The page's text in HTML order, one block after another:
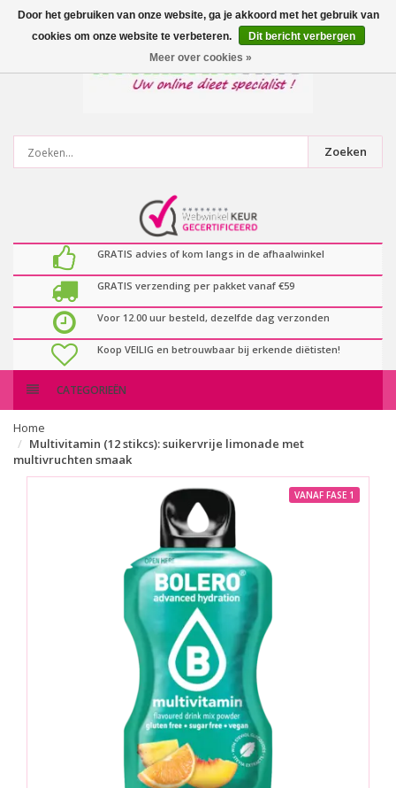
0artikelen
Zoeken
GRATIS advies of kom langs in de afhaalwinkel
GRATIS verzending per pakket vanaf €59
Voor 12.00 uur besteld, dezelfde dag verzonden
Koop VEILIG en betrouwbaar bij erkende diëtisten!
CATEGORIEËN
Home
Multivitamin (12 stikcs): suikervrije limonade met
multivruchten smaak
VANAF FASE 1
Door het gebruiken van onze website, ga je akkoord met het gebruik van
cookies om onze website te verbeteren.
Dit bericht verbergen
Meer over cookies »